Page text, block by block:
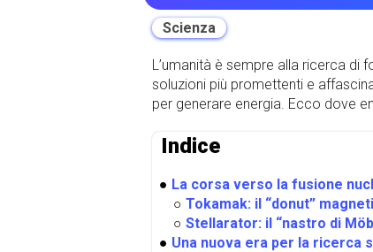
Scienza
L’umanità è sempre alla ricerca di
soluzioni più promettenti e
per generare energia. Ecco dove
Indice
● La corsa verso la fusione
○ Tokamak: il “donut”
○ Stellarator: il “nastro di
● Una nuova era per la ricerca